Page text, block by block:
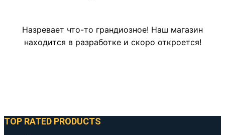
Назревает что-то грандиозное! Наш магазин
находится в разработке и скоро откроется!
TOP RATED PRODUCTS